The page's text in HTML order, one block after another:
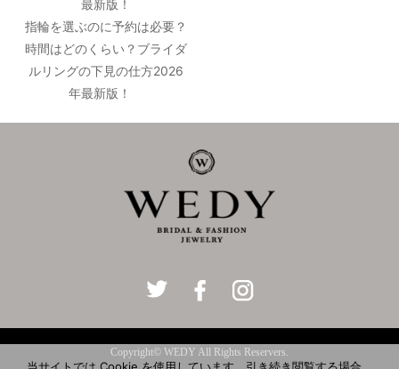
最新版！
指輪を選ぶのに予約は必要？
時間はどのくらい？ブライダ
ルリングの下見の仕方2026
年最新版！
Copyright© WEDY All Rights Reservers.